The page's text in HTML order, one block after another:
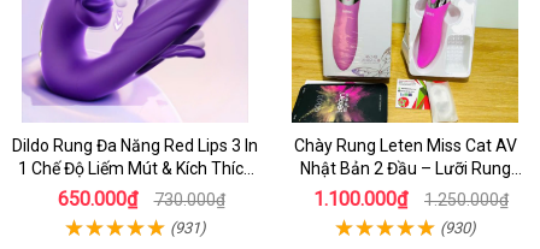
Dildo Rung Đa Năng Red Lips 3 In
1 Chế Độ Liếm Mút & Kích Thích
Điểm G
650.000₫ 730.000₫
(931)
Chày Rung Leten Miss Cat AV
Nhật Bản 2 Đầu – Lưỡi Rung
Siêu Mạnh Kết Hợp Sưởi Ấm Cho
Nữ Sung Sướng
1.100.000₫ 1.250.000₫
(930)